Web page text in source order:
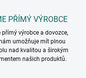
PŘÍMÝ VÝROBCE
přímý výrobce a dovozce,
umožňuje mít plnou
nad kvalitou a širokým
našich produktů.